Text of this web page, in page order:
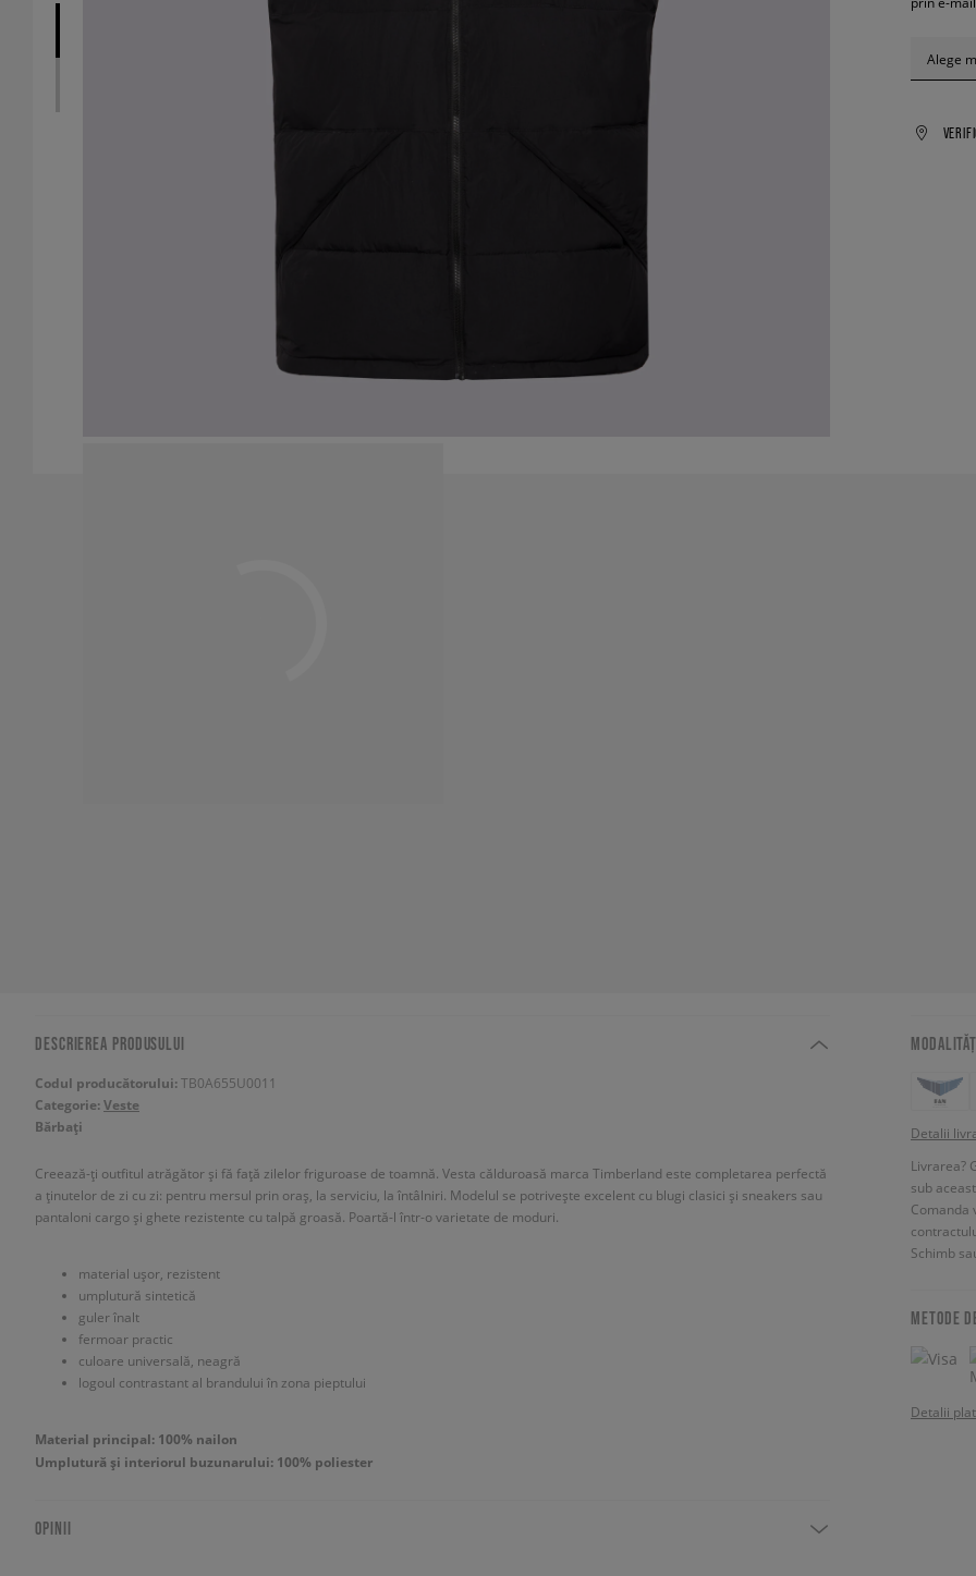
Alege
DESCRIEREA PRODUSULUI
Codul producătorului:TB0A655U0011
Categorie:Veste
Bărbați
Creează-ți outfitul atrăgător și fă față zilelor friguroase de toamnă. Vesta călduroasă marca Timberland este completarea perfectă
a ținutelor de zi cu zi: pentru mersul prin oraș, la serviciu, la întâlniri. Modelul se potrivește excelent cu blugi clasici și sneakers sau
pantaloni cargo și ghete rezistente cu talpă groasă. Poartă-l într-o varietate de moduri.
material ușor, rezistent
umplutură sintetică
guler înalt
fermoar practic
culoare universală, neagră
logoul contrastant al brandului în zona pieptului
Material principal: 100% nailon
Umplutură și interiorul buzunarului: 100% poliester
OPINII
Detalii
Livrarea?
sub
Comanda
Schimb
METODE
Detalii